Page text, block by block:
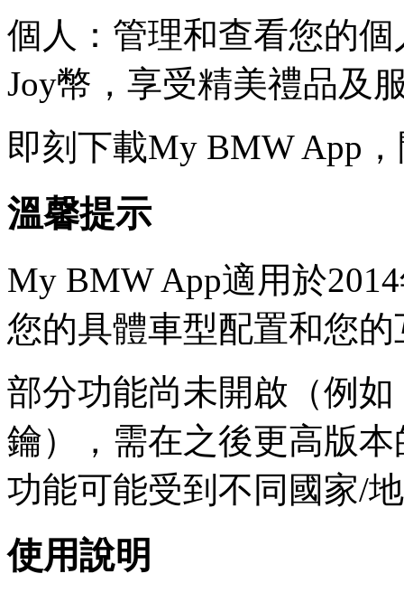
個人：管理和查看您的
Joy幣，享受精美禮品及
即刻下載My BMW App
溫馨提示
My BMW App適用於
您的具體車型配置和您
部分功能尚未開啟（例
鑰），需在之後更高版
功能可能受到不同國家/
使用說明